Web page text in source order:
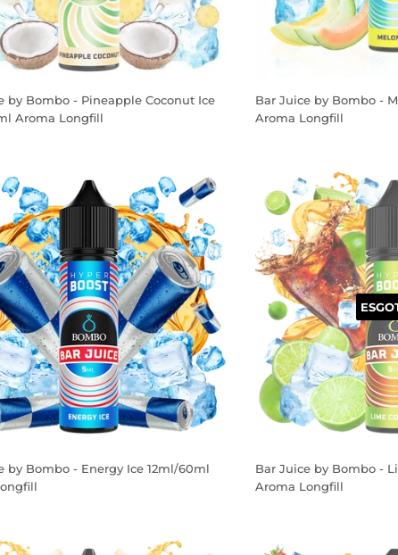
by Bombo - Pineapple Coconut Ice
Aroma Longfill
Bar Juice by Bombo -
Aroma Longfill
NORMAL
by Bombo - Energy Ice 12ml/60ml
Bar Juice by Bombo -
Aroma Longfill
NORMAL